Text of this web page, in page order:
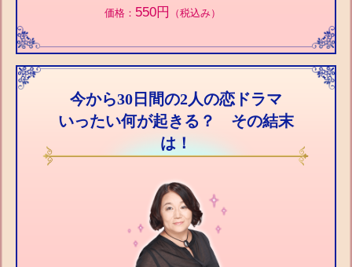
価格： 550円 （税込み）
今から30日間の2人の恋ドラマ
いったい何が起きる？ その結末
は！